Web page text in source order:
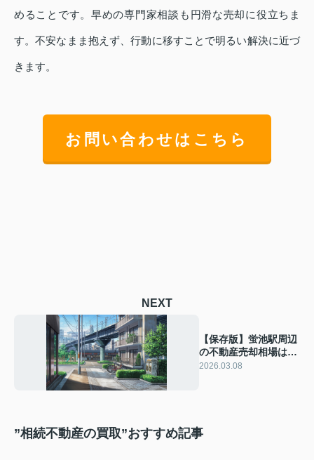
めることです。早めの専門家相談も円滑な売却に役立ちま
す。不安なまま抱えず、行動に移すことで明るい解決に近づ
きます。
お問い合わせはこちら
NEXT
【保存版】蛍池駅周辺
の不動産売却相場は？
土地やマンション戸建
2026.03.08
”相続不動産の買取”おすすめ記事